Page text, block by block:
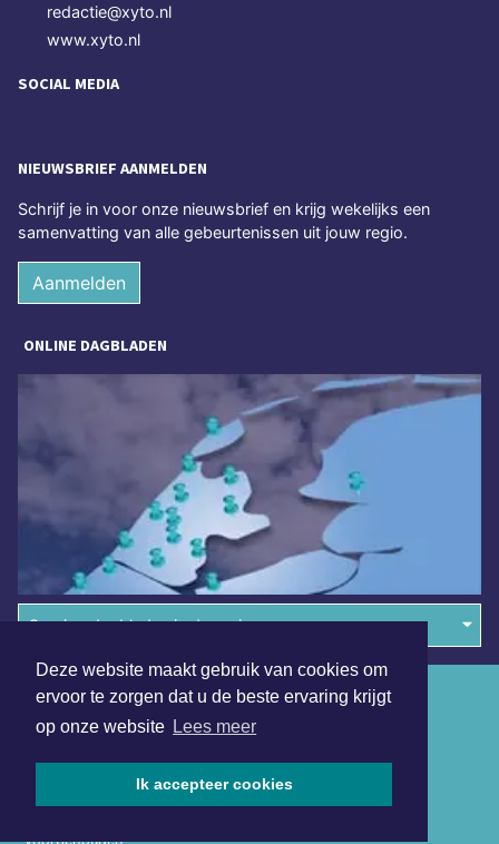
Deze website maakt gebruik van cookies om
ervoor te zorgen dat u de beste ervaring krijgt
op onze website Lees meer
Ik accepteer cookies
redactie@xyto.nl
www.xyto.nl
SOCIAL MEDIA
NIEUWSBRIEF AANMELDEN
Schrijf je in voor onze nieuwsbrief en krijg wekelijks een
samenvatting van alle gebeurtenissen uit jouw regio.
Aanmelden
ONLINE DAGBLADEN
Overige dagbladen in de regio
voorbehouden
Algemene voorwaarden
Disclaimer